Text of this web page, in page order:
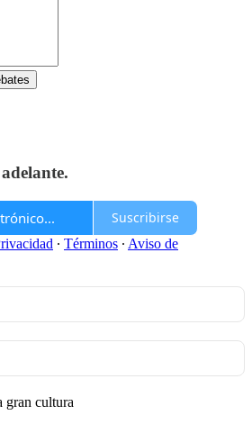
Suscribirse
∙ Términos ∙ Aviso de
gran cultura